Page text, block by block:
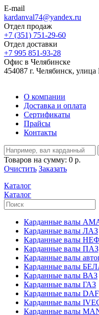
E-mail
kardanval74@yandex.ru
Отдел продаж
+7 (351) 751-29-60
Отдел доставки
+7 995 851-93-28
Офис в Челябинске
454087 г. Челябинск,
О компании
Доставка и оплата
Сертификаты
Прайсы
Контакты
Товаров на сумму: 0 р.
Очистить Заказать
Каталог
Каталог
Карданные валы
Карданные валы ЛАЗ
Карданные валы
Карданные валы
Карданные валы
Карданные валы
Карданные валы ВАЗ
Карданные валы ГАЗ
Карданные валы DAF
Карданные валы
Карданные валы